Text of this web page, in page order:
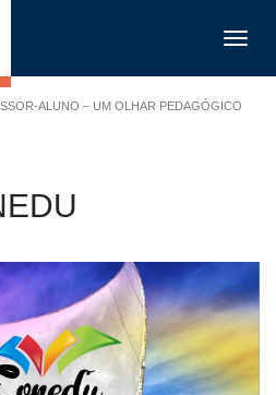
ALUNO – UM OLHAR PEDAGÓGICO